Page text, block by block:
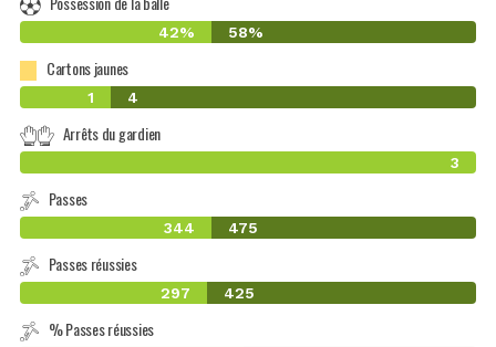
42% 58%
Cartons jaunes
1 4
Arrêts du gardien
3
Passes
344 475
Passes réussies
297 425
% Passes réussies